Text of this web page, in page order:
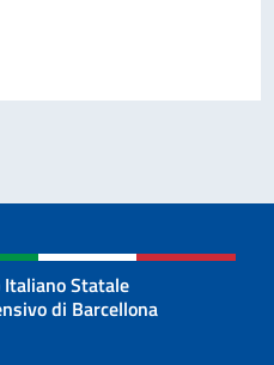
con necesidades
Statale
di Barcellona